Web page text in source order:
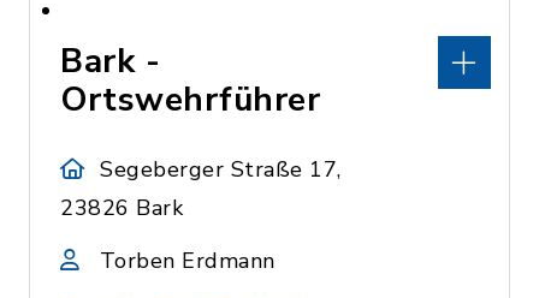
Bark -
Ortswehrführer
Segeberger Straße 17,
23826 Bark
Torben Erdmann